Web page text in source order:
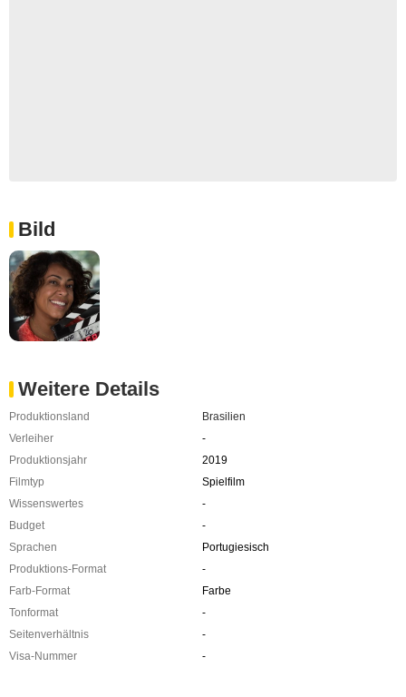
Bild
Weitere Details
Produktionsland
Brasilien
Verleiher
-
Produktionsjahr
2019
Filmtyp
Spielfilm
Wissenswertes
-
Budget
-
Sprachen
Portugiesisch
Produktions-Format
-
Farb-Format
Farbe
Tonformat
-
Seitenverhältnis
-
Visa-Nummer
-